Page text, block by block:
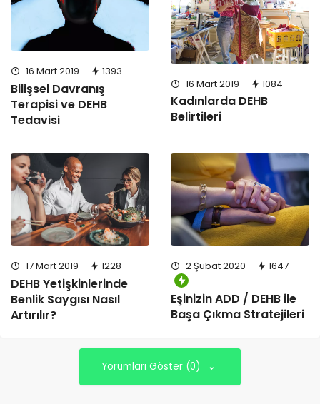
16 Mart 2019 1393
Bilişsel Davranış
Terapisi ve DEHB
Tedavisi
16 Mart 2019 1084
Kadınlarda DEHB
Belirtileri
17 Mart 2019 1228
DEHB Yetişkinlerinde
Benlik Saygısı Nasıl
Artırılır?
2 Şubat 2020 1647
Eşinizin ADD / DEHB ile
Başa Çıkma Stratejileri
Yorumları Göster (0)